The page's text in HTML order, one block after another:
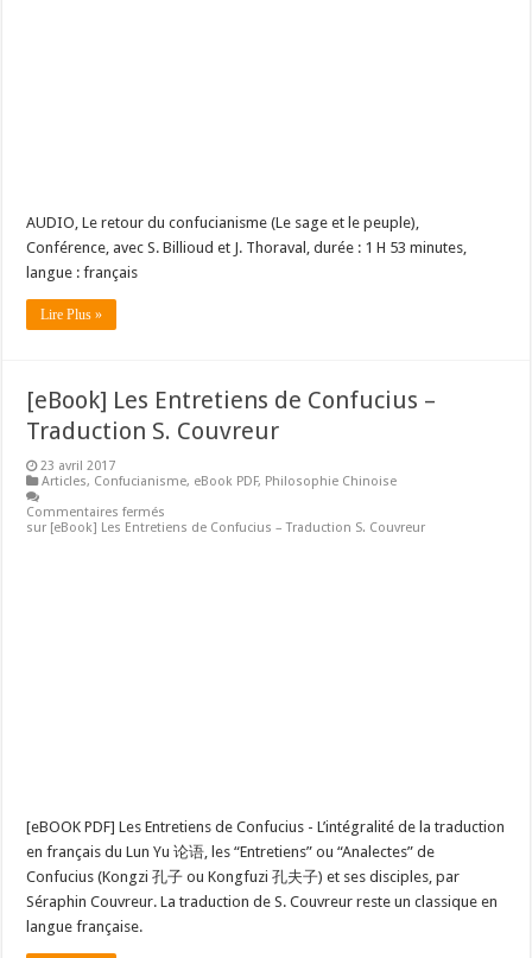
AUDIO, Le retour du confucianisme (Le sage et le peuple),
Conférence, avec S. Billioud et J. Thoraval, durée : 1 H 53 minutes,
langue : français
Lire Plus »
[eBook] Les Entretiens de Confucius –
Traduction S. Couvreur
23 avril 2017
Articles, Confucianisme, eBook PDF, Philosophie Chinoise
Commentaires fermés
sur [eBook] Les Entretiens de Confucius – Traduction S. Couvreur
[eBOOK PDF] Les Entretiens de Confucius - L’intégralité de la traduction
en français du Lun Yu 论语, les “Entretiens” ou “Analectes” de
Confucius (Kongzi 孔子 ou Kongfuzi 孔夫子) et ses disciples, par
Séraphin Couvreur. La traduction de S. Couvreur reste un classique en
langue française.